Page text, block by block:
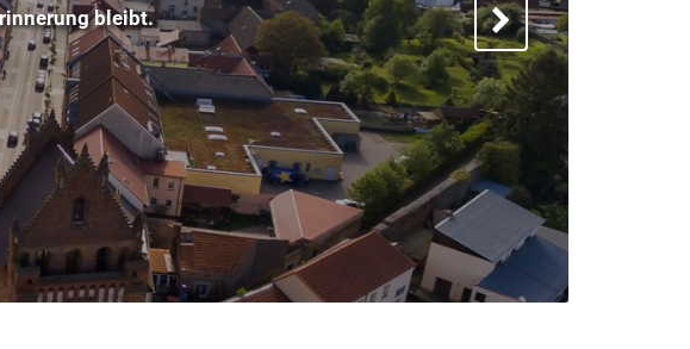
wir Projekte in der Region für die Region.
Mehr lesen
Next